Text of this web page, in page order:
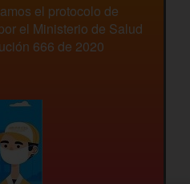
el protocolo de
el Ministerio de Salud
666 de 2020